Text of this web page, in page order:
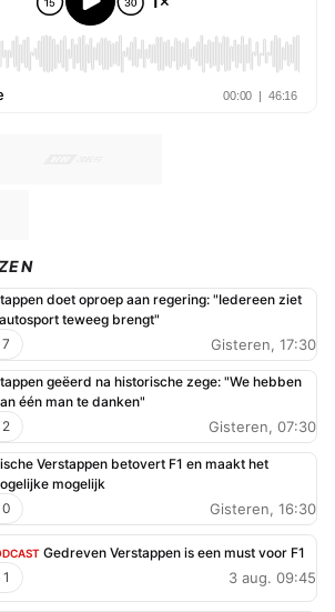
doet oproep aan regering: "Iedereen ziet
teweeg brengt"
Gisteren, 17:30
7
geëerd na historische zege: "We hebben
één man te danken"
Gisteren, 07:30
2
Verstappen betovert F1 en maakt het
mogelijk
Gisteren, 16:30
0
Gedreven Verstappen is een must voor F1
3 aug. 09:45
1